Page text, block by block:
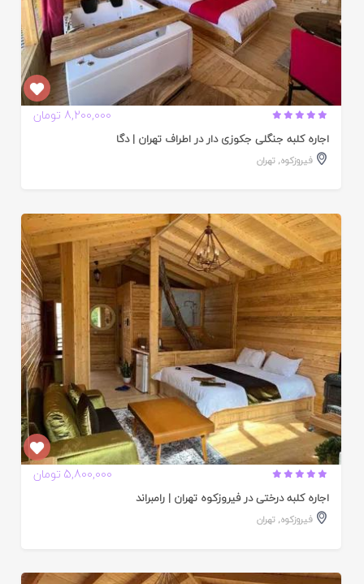
8,200,000 تومان
اجاره کلبه جنگلی جکوزی دار در اطراف تهران | دگا
فیروزکوه,تهران
5,800,000 تومان
اجاره کلبه درختی در فیروزکوه تهران | رامبراند
فیروزکوه,تهران